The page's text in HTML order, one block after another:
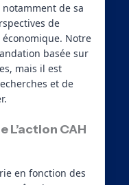
de sa
de
Notre
basée sur
mais il est
et de
L’action CAH
en fonction des